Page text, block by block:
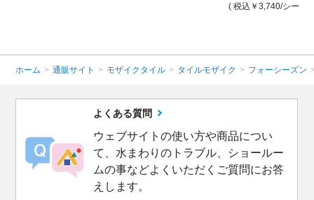
( 税込￥3,740/シート )
ホーム > 通販サイト > モザイクタイル > タイルモザイク > フォーシーズン
よくある質問
ウェブサイトの使い方や商品につい
て、水まわりのトラブル、ショールー
ムの事などよくいただくご質問にお答
えします。